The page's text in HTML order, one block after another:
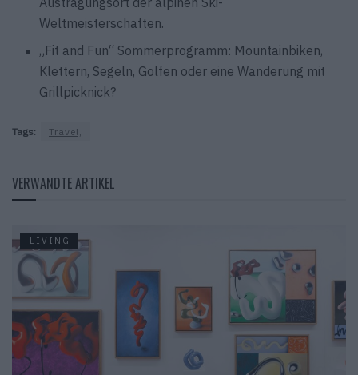
Weltmeisterschaften.
„Fit and Fun“ Sommerprogramm: Mountainbiken,
Klettern, Segeln, Golfen oder eine Wanderung mit
Grillpicknick?
Tags: Travel,
VERWANDTE ARTIKEL
LIVING